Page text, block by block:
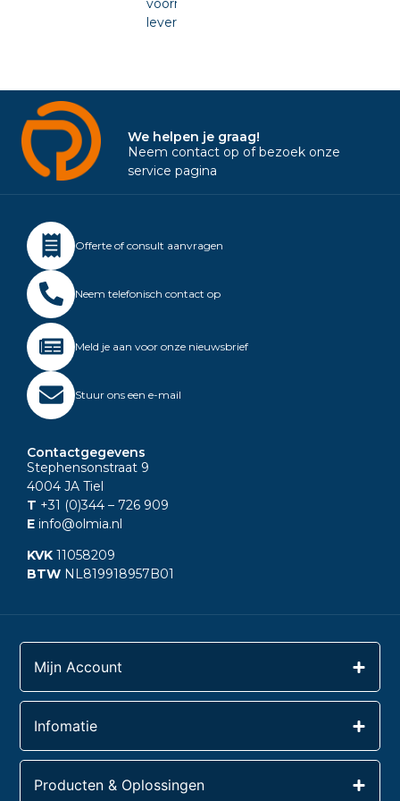
voorraad
leverbaar.
We helpen je graag!
Neem contact op of bezoek onze
service pagina
Offerte of consult aanvragen
Neem telefonisch contact op
Meld je aan voor onze nieuwsbrief
Stuur ons een e-mail
Contactgegevens
Stephensonstraat 9
4004 JA Tiel
T +31 (0)344 – 726 909
E info@olmia.nl
KVK 11058209
BTW NL819918957B01
Mijn Account
Infomatie
Producten & Oplossingen